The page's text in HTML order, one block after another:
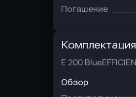
Погашение
Комплектация
E 200
Обзор